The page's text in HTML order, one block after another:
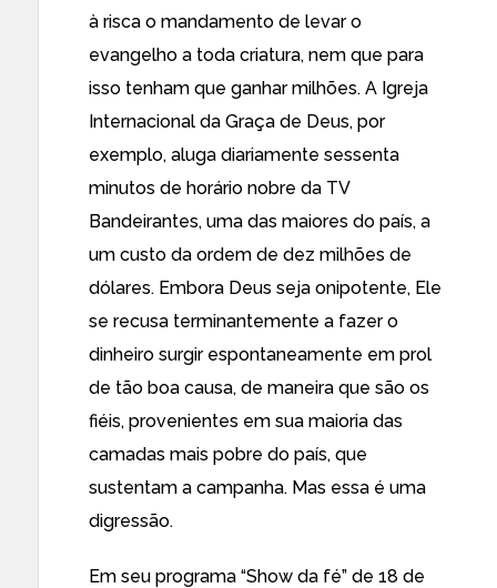
à risca o mandamento de levar o
evangelho a toda criatura, nem que para
isso tenham que ganhar milhões. A Igreja
Internacional da Graça de Deus, por
exemplo, aluga diariamente sessenta
minutos de horário nobre da TV
Bandeirantes, uma das maiores do país, a
um custo da ordem de dez milhões de
dólares. Embora Deus seja onipotente, Ele
se recusa terminantemente a fazer o
dinheiro surgir espontaneamente em prol
de tão boa causa, de maneira que são os
fiéis, provenientes em sua maioria das
camadas mais pobre do país, que
sustentam a campanha. Mas essa é uma
digressão.
Em seu programa “Show da fé” de 18 de